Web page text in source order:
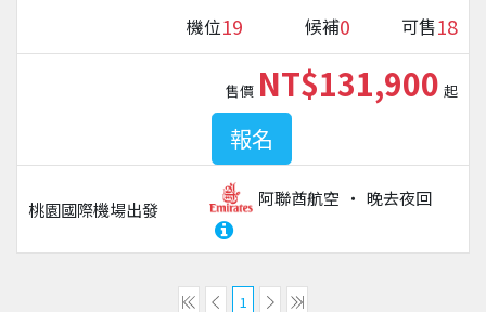
機位19 候補0 可售18
桃園國際機場出發
阿聯酋航空 晚去夜回
售價 NT$131,900 起
報名
1